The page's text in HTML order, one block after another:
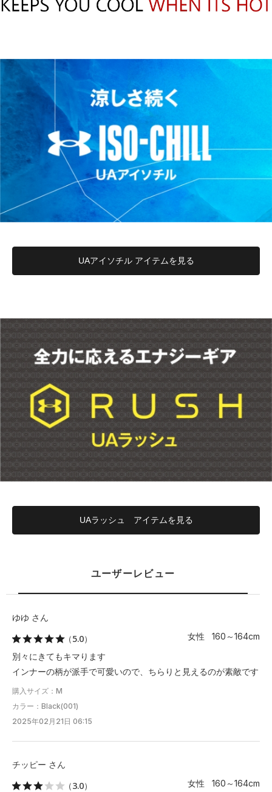
UAアイソチル アイテムを見る
UAラッシュ アイテムを見る
ユーザーレビュー
ゆゆ さん
（5.0）
女性 160～164cm
別々にきてもキマります
インナーの柄が派手で可愛いので、ちらりと見えるのが素敵です
購入サイズ：M
カラー：Black(001)
2025年02月21日 06:15
チッピー さん
（3.0）
女性 160～164cm